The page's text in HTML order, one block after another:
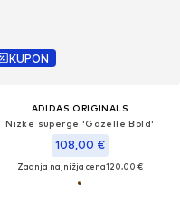
KUPON
ADIDAS ORIGINALS
Nizke superge 'Gazelle Bold'
108,00 €
Zadnja najnižja cena120,00 €